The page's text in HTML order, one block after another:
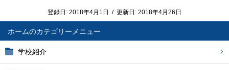
ホーム
学校紹介
登録日: 2018年4月1日 / 更新日: 2018年4月26日